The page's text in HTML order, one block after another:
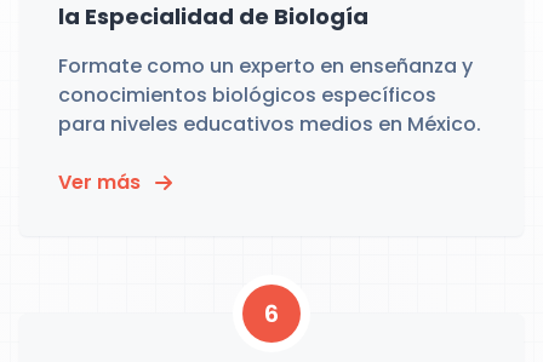
la Especialidad de Biología
Formate como un experto en enseñanza y
conocimientos biológicos específicos
para niveles educativos medios en México.
Ver más
6